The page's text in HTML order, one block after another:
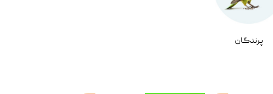
پرندگان